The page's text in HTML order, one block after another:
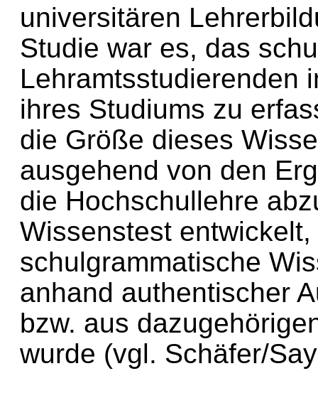
universitären
Studie war es, das
Lehramtsstudierenden
ihres Studiums zu
die Größe dieses
ausgehend von den
die Hochschullehre
Wissenstest
schulgrammatische
anhand authentischer
bzw. aus
wurde (vgl. Schäfer/